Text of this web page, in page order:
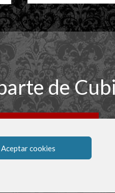
Aceptar cookies
de
REGALO